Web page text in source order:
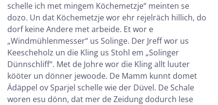
schelle ich met mingem Köchemetzje“ meinten se
dozo. Un dat Köchemetzje wor ehr rejelräch hillich, do
dorf keine Andere met arbeide. Et wor e
„Windmühlenmesser“ us Solinge. Der Jreff wor us
Keescheholz un die Kling us Stohl em „Solinger
Dünnschliff“. Met de Johre wor die Kling allt luuter
kööter un dönner jewoode. De Mamm kunnt domet
Ädäppel ov Sparjel schelle wie der Düvel. De Schale
woren esu dönn, dat mer de Zeidung dodurch lese